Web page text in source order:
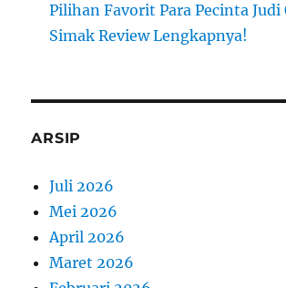
Pilihan Favorit Para Pecinta Judi
Simak Review Lengkapnya!
ARSIP
Juli 2026
Mei 2026
April 2026
Maret 2026